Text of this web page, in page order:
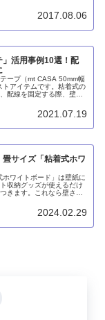
2017.08.06
活用事例10選！配
ープ（mt CASA 50mm幅
トアイテムです。粘着式の
配線を固定する際、壁紙
2021.07.19
サイズ「粘着式ホワ
ワイトボード」は壁紙に
収納グッズが使えるだけ
きます。これなら壁さえ
2024.02.29